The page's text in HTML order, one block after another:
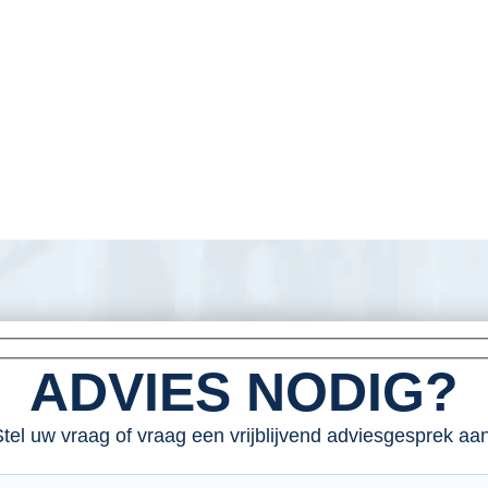
ADVIES NODIG?
uw vraag of vraag een vrijblijvend adviesgesprek